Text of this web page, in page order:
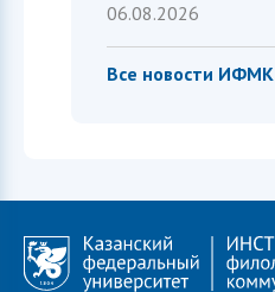
06.08.2026
Все новости ИФМК